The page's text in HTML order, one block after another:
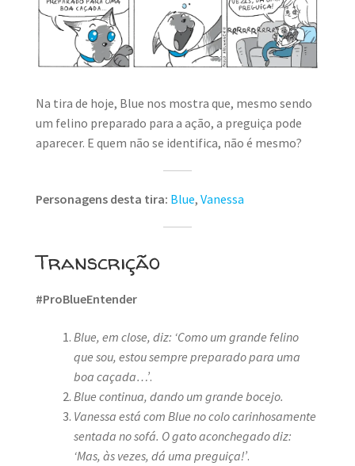
MINHA CONTA
CARRINHO
Na tira de hoje, Blue nos mostra que, mesmo sendo
um felino preparado para a ação, a preguiça pode
aparecer. E quem não se identifica, não é mesmo?
Personagens desta tira: Blue, Vanessa
Transcrição
#ProBlueEntender
Blue, em close, diz: ‘Como um grande felino
que sou, estou sempre preparado para uma
boa caçada…’.
Blue continua, dando um grande bocejo.
Vanessa está com Blue no colo carinhosamente
sentada no sofá. O gato aconchegado diz:
‘Mas, às vezes, dá uma preguiça!’.